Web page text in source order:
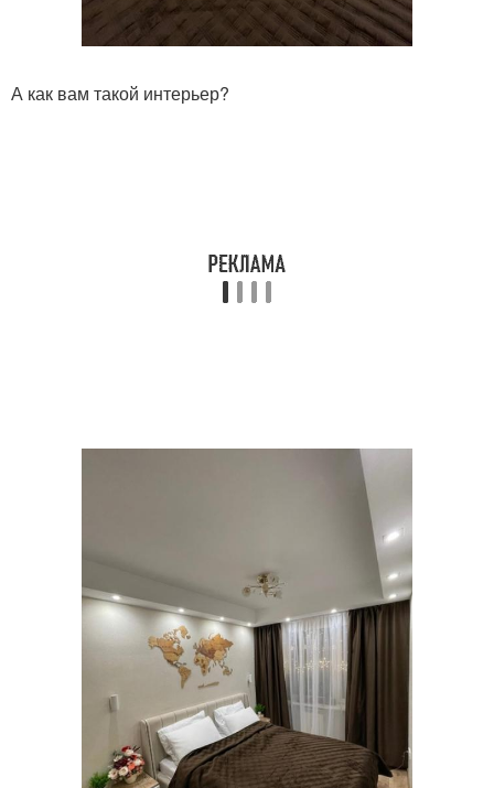
А как вам такой интерьер?